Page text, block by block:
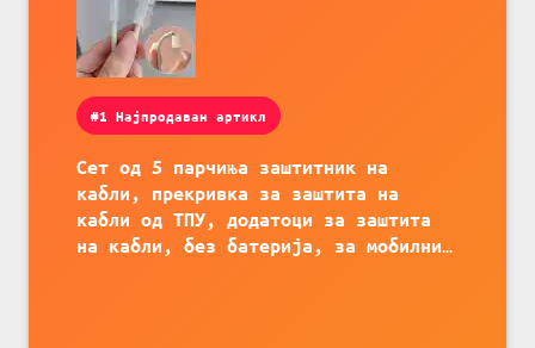
#1 Најпродаван артикл
Сет од 5 парчиња заштитник на
кабли, прекривка за заштита на
кабли од ТПУ, додатоци за заштита
на кабли, без батерија, за мобилни